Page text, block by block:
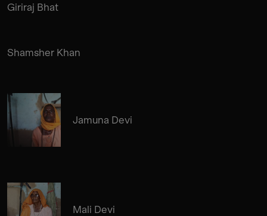
Giriraj Bhat
Shamsher Khan
Jamuna Devi
Mali Devi